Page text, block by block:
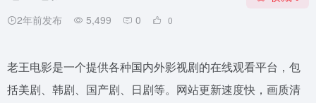
2年前发布 5,499 0 0
老王电影是一个提供各种国内外影视剧的在线观看平台，包
括美剧、韩剧、国产剧、日剧等。网站更新速度快，画质清